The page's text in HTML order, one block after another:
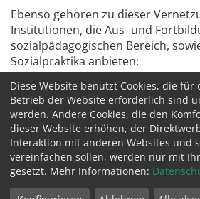
Ebenso gehören zu dieser
Institutionen, die Aus- und
sozialpädagogischen Bereich,
Sozialpraktika anbieten:
Fachschulen für
Weiterführenden Schulen
Bildungseinrichtungen
Impressum
Datenschutz
Kontakt
© 2026 by Kindertagesstätte
Diese Website benutzt Cookies, die für
Betrieb der Website erforderlich sind
werden. Andere Cookies, die den
dieser Website erhöhen, der
Interaktion mit anderen Websites und
vereinfachen sollen, werden nur mit
gesetzt. Mehr Informationen: